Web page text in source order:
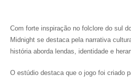
Com forte inspiração no folclore do sul
Midnight se destaca pela narrativa
história aborda lendas, identidade e
O estúdio destaca que o jogo foi criado